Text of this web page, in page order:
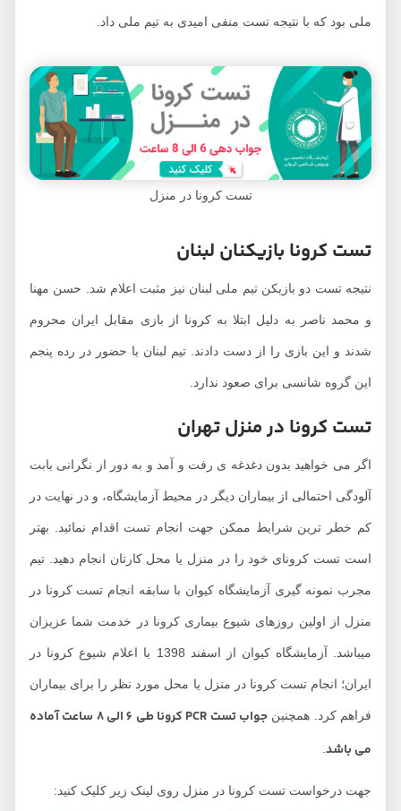
ملی بود که با نتیجه تست منفی امیدی به تیم ملی داد.
تست کرونا در منزل
تست کرونا بازیکنان لبنان
نتیجه تست دو بازیکن تیم ملی لبنان نیز مثبت اعلام شد. حسن مهنا
و محمد ناصر به دلیل ابتلا به کرونا از بازی مقابل ایران محروم
شدند و این بازی را از دست دادند. تیم لبنان با حضور در رده پنجم
این گروه شانسی برای صعود ندارد.
تست کرونا در منزل تهران
اگر می خواهید بدون دغدغه ی رفت و آمد و به دور از نگرانی بابت
آلودگی احتمالی از بیماران دیگر در محیط آزمایشگاه، و در نهایت در
کم خطر ترین شرایط ممکن جهت انجام تست اقدام نمائید. بهتر
است تست کرونای خود را در منزل یا محل کارتان انجام دهید. تیم
مجرب نمونه گیری آزمایشگاه کیوان با سابقه انجام تست کرونا در
منزل از اولین روزهای شیوع بیماری کرونا در خدمت شما عزیزان
میباشد. آزمایشگاه کیوان از اسفند 1398 با اعلام شیوع کرونا در
ایران؛ انجام تست کرونا در منزل یا محل مورد نظر را برای بیماران
فراهم کرد. همچنین
جواب تست PCR کرونا طی 6 الی 8 ساعت آماده
می باشد .
جهت درخواست تست کرونا در منزل روی لینک زیر کلیک کنید: